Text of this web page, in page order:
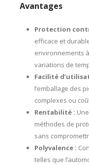
Avantages
Protection
efficace et
environnements
variations de
Facilité
l’emballage des
complexes ou
Rentabilité :
méthodes de
sans
Polyvalence :
telles que